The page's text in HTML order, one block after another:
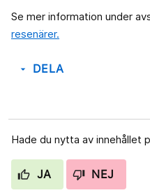
Se mer information under
resenärer.
arrow_drop_down DELA
Hade du nytta av innehållet
JA NEJ